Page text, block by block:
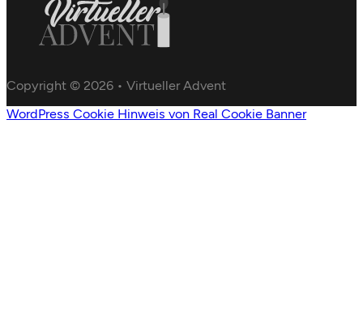
Copyright © 2026 • Virtueller Advent
WordPress Cookie Hinweis von Real Cookie Banner